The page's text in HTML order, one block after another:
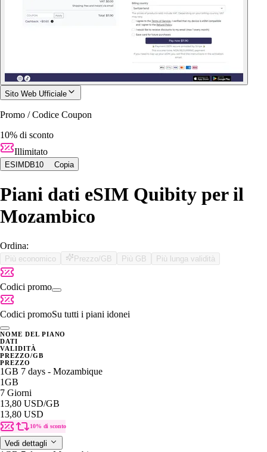
Sito Web Ufficiale
Promo / Codice Coupon
10% di sconto
Illimitato
ESIMDB10 Copia
Piani dati eSIM Quibity per il
Mozambico
Ordina:
Più economico Prezzo/GB Più GB Più lunga validità
Codici promo
Codici promoSu tutti i piani idonei
NOME DEL PIANO
DATI
VALIDITÀ
PREZZO/GB
PREZZO
1GB 7 days - Mozambique
1GB
7 Giorni
13,80 USD/GB
13,80 USD
10% di sconto
Vedi dettagli